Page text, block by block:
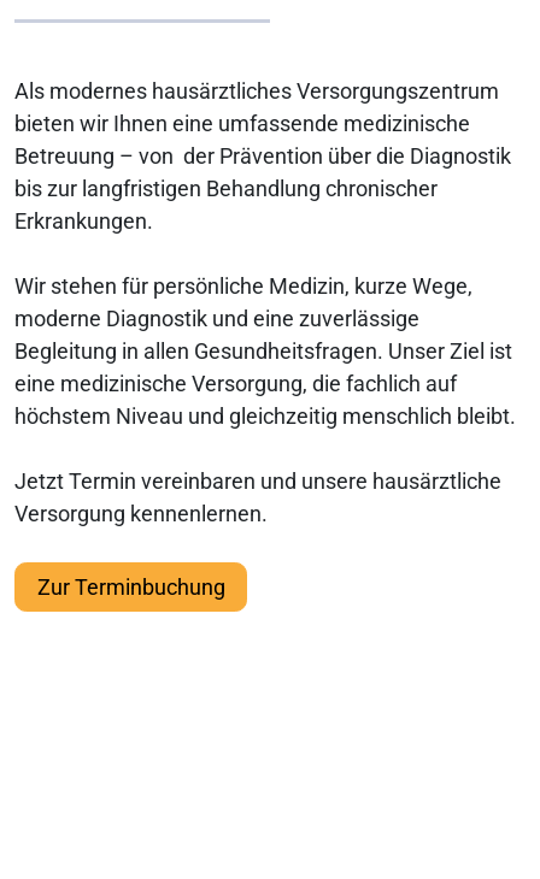
Als modernes hausärztliches Versorgungszentrum
bieten wir Ihnen eine umfassende medizinische
Betreuung – von der Prävention über die Diagnostik
bis zur langfristigen Behandlung chronischer
Erkrankungen.
Wir stehen für persönliche Medizin, kurze Wege,
moderne Diagnostik und eine zuverlässige
Begleitung in allen Gesundheitsfragen. Unser Ziel ist
eine medizinische Versorgung, die fachlich auf
höchstem Niveau und gleichzeitig menschlich bleibt.
Jetzt Termin vereinbaren und unsere hausärztliche
Versorgung kennenlernen.
Zur Terminbuchung